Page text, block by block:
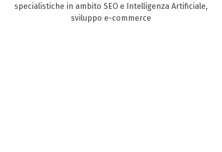
specialistiche in ambito SEO e Intelligenza Artificiale,
sviluppo e-commerce